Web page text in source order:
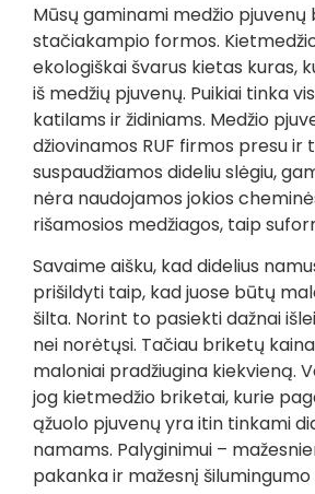
Mūsų gaminami medžio pjuvenų
stačiakampio formos.
ekologiškai švarus kietas kuras,
iš medžių pjuvenų. Puikiai tinka
katilams ir židiniams. Medžio
džiovinamos RUF firmos presu ir
suspaudžiamos dideliu slėgiu,
nėra naudojamos jokios
rišamosios medžiagos, taip
Savaime aišku, kad didelius
prišildyti taip, kad juose būtų
šilta. Norint to pasiekti dažnai
nei norėtųsi. Tačiau briketų
maloniai pradžiugina kiekvieną.
jog kietmedžio briketai, kurie
ąžuolo pjuvenų yra itin tinkami
namams. Palyginimui –
pakanka ir mažesnį